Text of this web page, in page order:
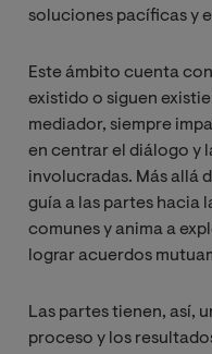
soluciones pacíficas y
Este ámbito cuenta
existido o siguen
mediador, siempre
en centrar el diálogo y
involucradas. Más allá
guía a las partes hacia
comunes y anima a
lograr acuerdos
Las partes tienen, así,
proceso y los